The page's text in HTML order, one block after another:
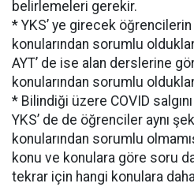
belirlemeleri gerekir.
* YKS’ ye girecek öğrencilerin
konularından sorumlu
AYT’ de ise alan derslerine
konularından sorumlu
* Bilindiği üzere COVID
YKS’ de de öğrenciler aynı
konularından sorumlu
konu ve konulara göre soru
tekrar için hangi konulara